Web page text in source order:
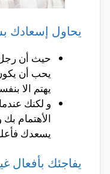
يحاول إسعادك
حيث أن رجل
يحب أن
يهتم الا
و لكنك
الأهتمام
يسعدك
يفاجئك بأفعال